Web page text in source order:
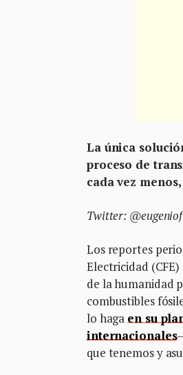
La única
proceso de
cada vez
Twitter:
Los reportes
Electricidad
de la humanidad
combustibles
lo hagaen su
internacionales
que tenemos y